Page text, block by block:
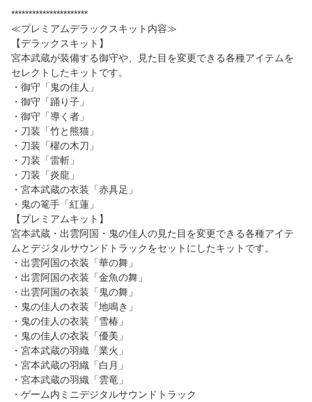
**********************
≪プレミアムデラックスキット内容≫
【デラックスキット】
宮本武蔵が装備する御守や、見た目を変更できる各種アイテムを
セレクトしたキットです。
・御守「鬼の佳人」
・御守「踊り子」
・御守「導く者」
・刀装「竹と熊猫」
・刀装「櫂の木刀」
・刀装「雷斬」
・刀装「炎龍」
・宮本武蔵の衣装「赤具足」
・鬼の篭手「紅蓮」
【プレミアムキット】
宮本武蔵・出雲阿国・鬼の佳人の見た目を変更できる各種アイテ
ムとデジタルサウンドトラックをセットにしたキットです。
・出雲阿国の衣装「華の舞」
・出雲阿国の衣装「金魚の舞」
・出雲阿国の衣装「鬼の舞」
・鬼の佳人の衣装「地鳴き」
・鬼の佳人の衣装「雪椿」
・鬼の佳人の衣装「優美」
・宮本武蔵の羽織「業火」
・宮本武蔵の羽織「白月」
・宮本武蔵の羽織「雲竜」
・ゲーム内ミニデジタルサウンドトラック